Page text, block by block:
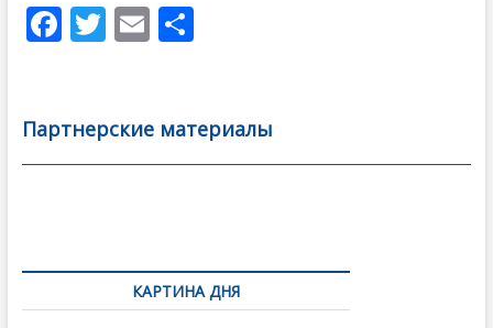
F
b
o
T
er
E
l
О
а
в
Партнерские материалы
по
записямКАРТИНА ДНЯ